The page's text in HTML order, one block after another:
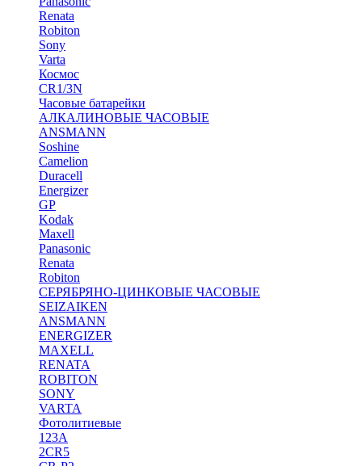
Renata
Robiton
Sony
Varta
Космос
CR1/3N
Часовые батарейки
АЛКАЛИНОВЫЕ ЧАСОВЫЕ
ANSMANN
Soshine
Camelion
Duracell
Energizer
GP
Kodak
Maxell
Panasonic
Renata
Robiton
СЕРЯБРЯНО-ЦИНКОВЫЕ ЧАСОВЫЕ
SEIZAIKEN
ANSMANN
ENERGIZER
MAXELL
RENATA
ROBITON
SONY
VARTA
Фотолитиевые
123A
2CR5